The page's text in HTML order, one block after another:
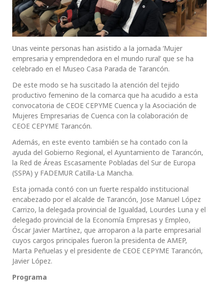
Unas veinte personas han asistido a la jornada ‘Mujer
empresaria y emprendedora en el mundo rural’ que se ha
celebrado en el Museo Casa Parada de Tarancón.
De este modo se ha suscitado la atención del tejido
productivo femenino de la comarca que ha acudido a esta
convocatoria de CEOE CEPYME Cuenca y la Asociación de
Mujeres Empresarias de Cuenca con la colaboración de
CEOE CEPYME Tarancón.
Además, en este evento también se ha contado con la
ayuda del Gobierno Regional, el Ayuntamiento de Tarancón,
la Red de Áreas Escasamente Pobladas del Sur de Europa
(SSPA) y FADEMUR Catilla-La Mancha.
Esta jornada contó con un fuerte respaldo institucional
encabezado por el alcalde de Tarancón, Jose Manuel López
Carrizo, la delegada provincial de Igualdad, Lourdes Luna y el
delegado provincial de la Economía Empresas y Empleo,
Óscar Javier Martínez, que arroparon a la parte empresarial
cuyos cargos principales fueron la presidenta de AMEP,
Marta Peñuelas y el presidente de CEOE CEPYME Tarancón,
Javier López.
Programa